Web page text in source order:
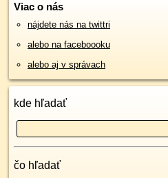
Viac o nás
nájdete nás na twittri
alebo na faceboooku
alebo aj v správach
kde hľadať
čo hľadať